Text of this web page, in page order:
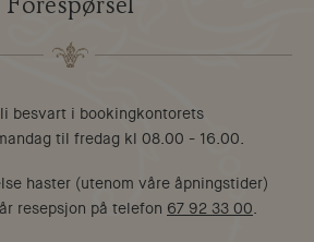
Forespørsel
besvart i bookingkontorets
til fredag kl 08.00 - 16.00.
haster (utenom våre åpningstider)
resepsjon på telefon 67 92 33 00.